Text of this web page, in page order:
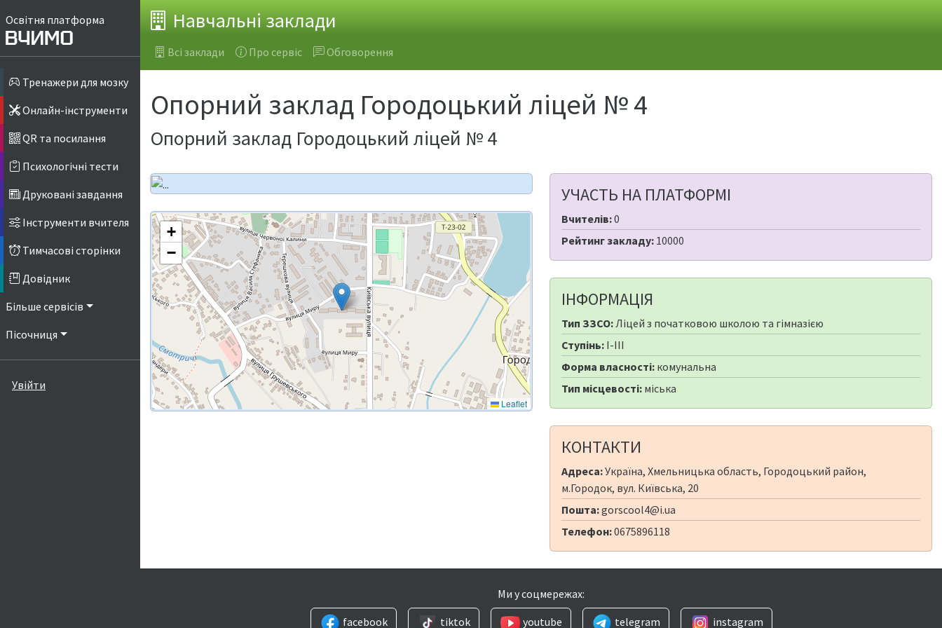
Освітня платформа
Тренажери для мозку
Онлайн-інструменти
QR та посилання
Психологічні тести
Друковані завдання
Інструменти вчителя
Тимчасові сторінки
Довідник
Більше сервісів
Пісочниця
Увійти
Навчальні заклади
Всі заклади Про сервіс Обговорення
Опорний заклад Городоцький ліцей № 4
Опорний заклад Городоцький ліцей № 4
+
−
Leaflet
УЧАСТЬ НА ПЛАТФОРМІ
Вчителів:0
Рейтинг закладу: 10000
ІНФОРМАЦІЯ
Тип ЗЗСО:Ліцей з початковою школою та гімназією
Ступінь: I-III
Форма власності: комунальна
Тип місцевості: міська
КОНТАКТИ
Адреса:Україна, Хмельницька область, Городоцький район,
м.Городок, вул. Київська, 20
Пошта:gorscool4@i.ua
Телефон:0675896118
Ми у соцмережах:
facebook
tiktok youtube telegram instagram